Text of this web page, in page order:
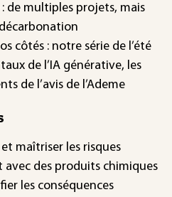
de multiples projets, mais
côtés : notre série de l’été
de l’IA générative, les
de l’avis de l’Ademe
maîtriser les risques
avec des produits chimiques
les conséquences